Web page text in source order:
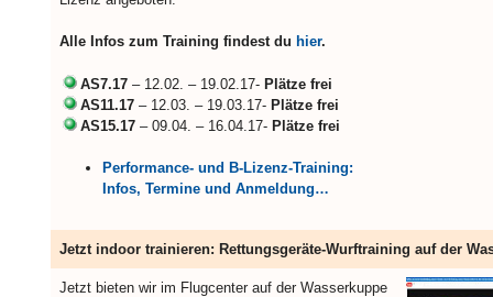
Alle Infos zum Training findest du hier.
AS7.17 – 12.02. – 19.02.17- Plätze frei
AS11.17 – 12.03. – 19.03.17- Plätze frei
AS15.17 – 09.04. – 16.04.17- Plätze frei
Performance- und B-Lizenz-Training:
Infos, Termine und Anmeldung…
Jetzt indoor trainieren: Rettungsgeräte-Wurftraining auf der
Jetzt bieten wir im Flugcenter auf der Wasserkuppe